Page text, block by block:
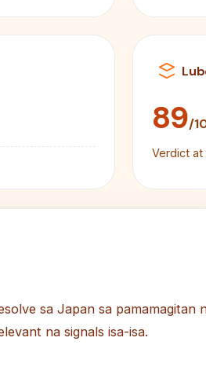
89/
Verdict at
sa Japan sa pamamagitan
na signals isa-isa.